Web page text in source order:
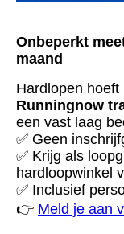
Onbeperkt
maand
Hardlopen
Runningnow
een vast laag
✅ Geen
✅ Krijg als
hardloopwinkel
✅ Inclusief
👉 Meld je aan